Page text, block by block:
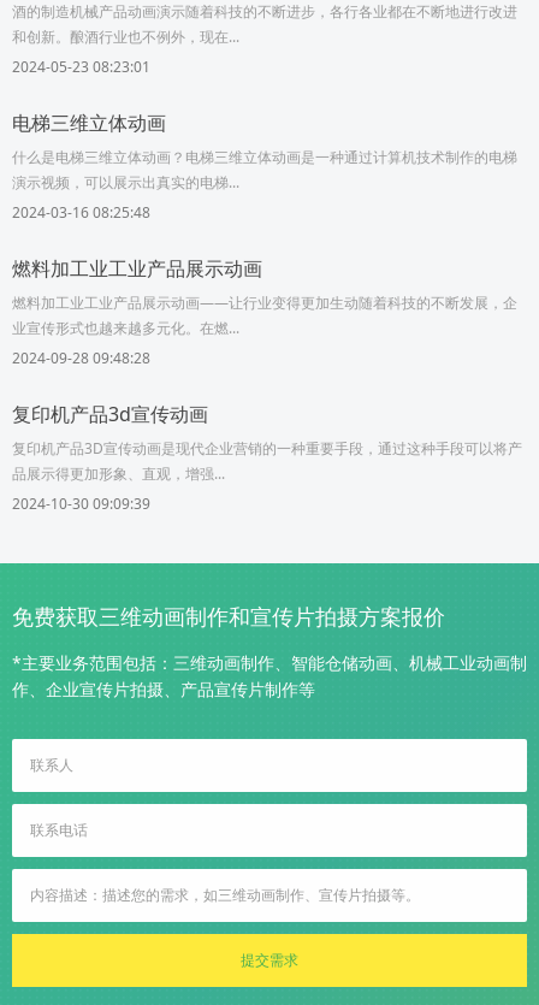
酒的制造机械产品动画演示随着科技的不断进步，各行各业都在不断地进行改进
和创新。酿酒行业也不例外，现在...
2024-05-23 08:23:01
电梯三维立体动画
什么是电梯三维立体动画？电梯三维立体动画是一种通过计算机技术制作的电梯
演示视频，可以展示出真实的电梯...
2024-03-16 08:25:48
燃料加工业工业产品展示动画
燃料加工业工业产品展示动画——让行业变得更加生动随着科技的不断发展，企
业宣传形式也越来越多元化。在燃...
2024-09-28 09:48:28
复印机产品3d宣传动画
复印机产品3D宣传动画是现代企业营销的一种重要手段，通过这种手段可以将产
品展示得更加形象、直观，增强...
2024-10-30 09:09:39
免费获取三维动画制作和宣传片拍摄方案报价
*主要业务范围包括：三维动画制作、智能仓储动画、机械工业动画制
作、企业宣传片拍摄、产品宣传片制作等
提交需求